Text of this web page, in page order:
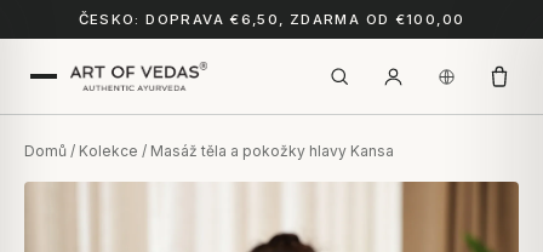
ČESKO: DOPRAVA €6,50, ZDARMA OD €100,00
Domů / Kolekce / Masáž těla a pokožky hlavy Kansa